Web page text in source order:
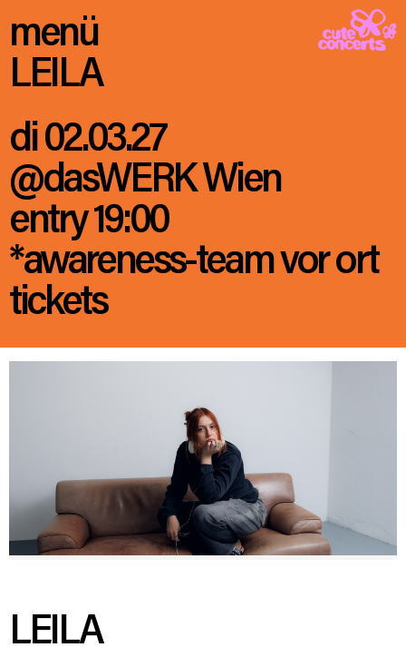
LEILA
menü
di 02.03.27
@dasWERK Wien
entry 19:00
*awareness-team vor ort
tickets
LEILA